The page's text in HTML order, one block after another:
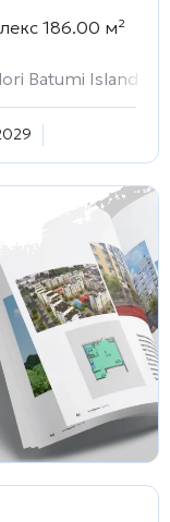
186.00 м²
Batumi Island